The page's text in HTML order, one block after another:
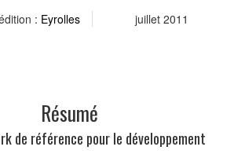
: Eyrolles juillet 2011
Résumé
de référence pour le développement